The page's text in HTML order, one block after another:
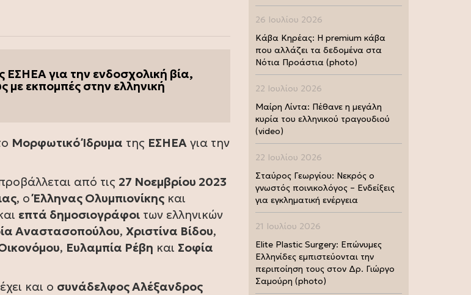
ΕΣΗΕΑγια την ενδοσχολική βία,
εκπομπές στην ελληνική
Μορφωτικό Ίδρυμα της ΕΣΗΕΑ για την
από τις 27 Νοεμβρίου 2023
, οΈλληνας Ολυμπιονίκης και
επτά δημοσιογράφοι των ελληνικών
Αναστασοπούλου, Χριστίνα Βίδου,
, Ευλαμπία Ρέβη και Σοφία
και ο συνάδελφος Αλέξανδρος
26 Ιουλίου 2026
Κάβα Κηρέας: Η premium κάβα
που αλλάζει τα δεδομένα στα
Νότια Προάστια (photo)
22 Ιουλίου 2026
Μαίρη Λίντα: Πέθανε η μεγάλη
κυρία του ελληνικού τραγουδιού
(video)
22 Ιουλίου 2026
Σταύρος Γεωργίου: Νεκρός ο
γνωστός ποινικολόγος – Ενδείξεις
για εγκληματική ενέργεια
21 Ιουλίου 2026
Elite Plastic Surgery: Επώνυμες
Ελληνίδες εμπιστεύονται την
περιποίηση τους στον Δρ. Γιώργο
Σαμούρη (photo)